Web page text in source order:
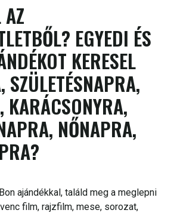
EGYEDI ÉS
KERESEL
SZÜLETÉSNAPRA,
KARÁCSONYRA,
NŐNAPRA,
ajándékkal, találd meg a meglepni
film, rajzfilm, mese, sorozat,